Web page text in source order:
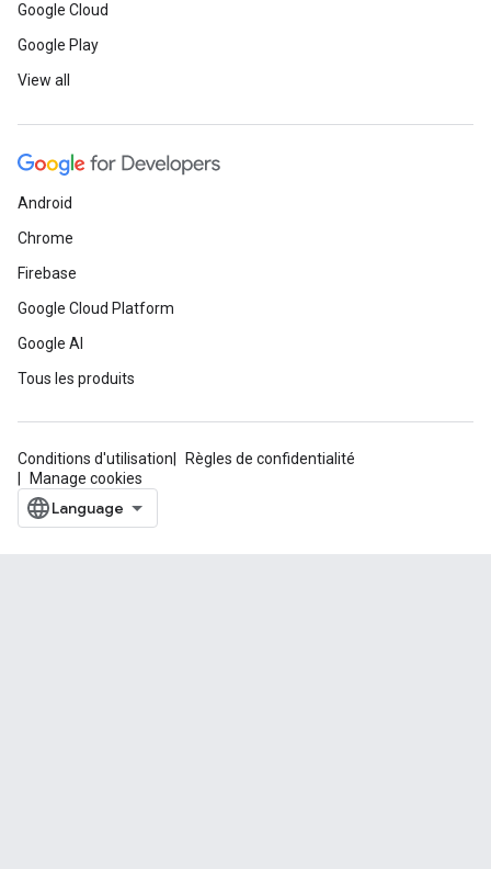
Google Cloud
Google Play
View all
Android
Chrome
Firebase
Google Cloud Platform
Google AI
Tous les produits
Conditions d'utilisation
Règles de confidentialité
Manage cookies